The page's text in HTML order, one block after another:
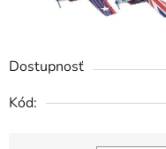
Dostupnosť
Kód: